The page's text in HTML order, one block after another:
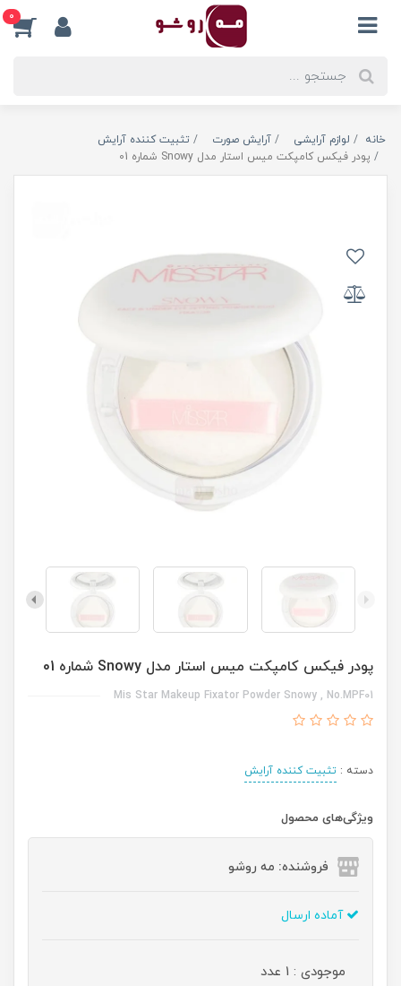
0
خانه لوازم آرایشی آرایش صورت
تثبیت کننده آرایش
پودر فیکس کامپکت میس استار مدل Snowy شماره 01
پودر فیکس کامپکت میس استار مدل Snowy شماره 01
Mis Star Makeup Fixator Powder Snowy , No.MPF01
دسته : تثبیت کننده آرایش
ویژگی‌های محصول
فروشنده: مه رو‌شو
آماده ارسال
موجودی : 1 عدد